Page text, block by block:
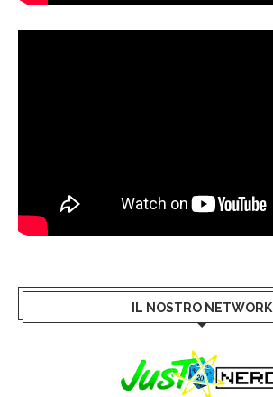
IL NOSTRO NETWORK